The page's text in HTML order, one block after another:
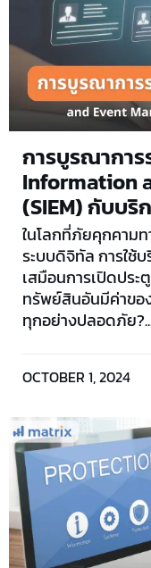
การบูรณากา
Information
(SIEM) กับบริ
ในโลกที่ภัยคุกคาม
ระบบดิจิทัล การใช้
เสมือนการเปิดปร
ทรัพย์สินอันมีค่าขอ
ทุกอย่างปลอดภัย
OCTOBER 1, 2024